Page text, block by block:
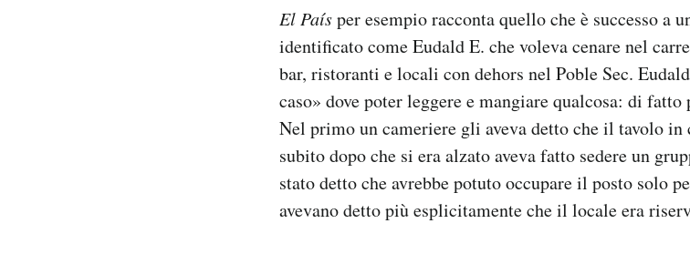
El Paísper esempio racconta quello che è successo a
identificato come Eudald E. che voleva cenare nel
bar, ristoranti e locali con dehors nel Poble Sec.
caso» dove poter leggere e mangiare qualcosa: di
Nel primo un cameriere gli aveva detto che il tavolo in
subito dopo che si era alzato aveva fatto sedere un
stato detto che avrebbe potuto occupare il posto solo
avevano detto più esplicitamente che il locale era